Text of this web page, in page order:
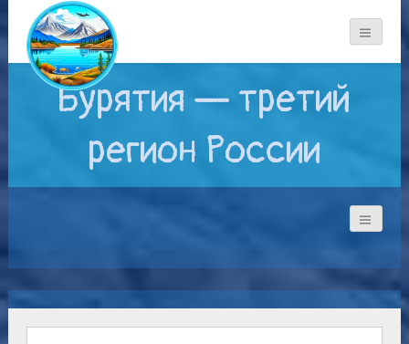
Бурятия — третий
регион России